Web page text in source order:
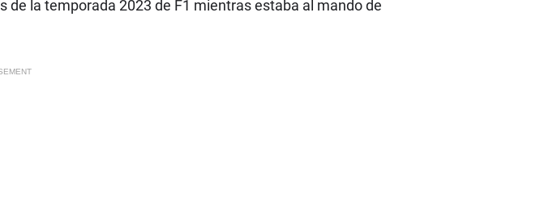
la temporada 2023 de F1 mientras estaba al mando de